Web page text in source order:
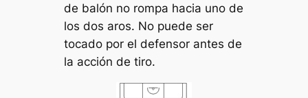
de balón no rompa hacia uno de
los dos aros. No puede ser
tocado por el defensor antes de
la acción de tiro.